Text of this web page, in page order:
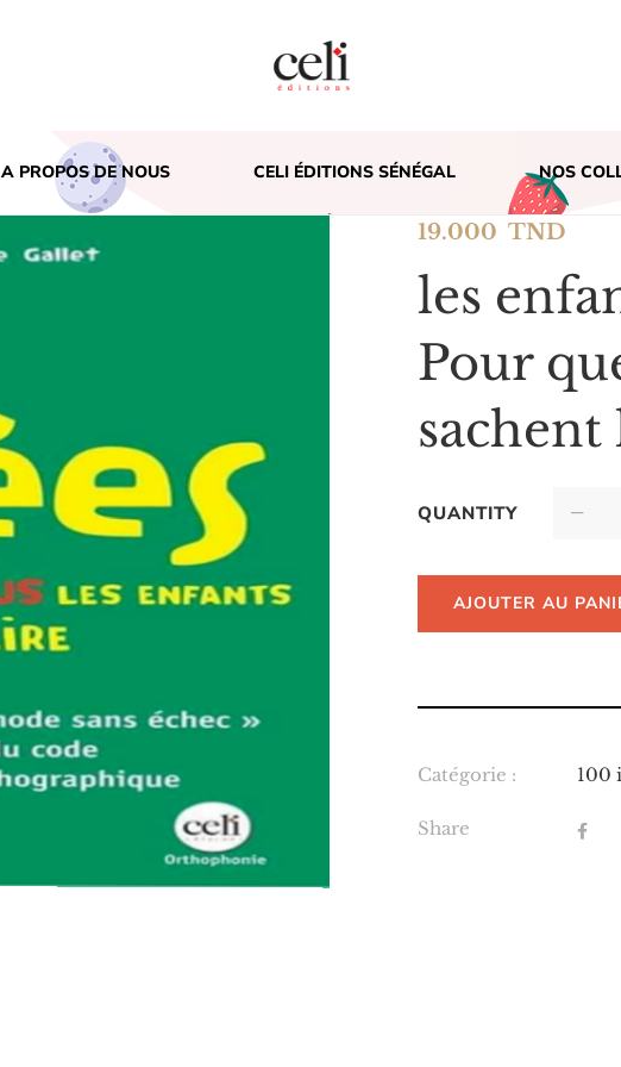
A PROPOS DE NOUS CELI ÉDITIONS SÉNÉGAL NOS
19.000 TND
les
Pour
QUANTITY
AJOUTER AU
Catégorie : 100
Share